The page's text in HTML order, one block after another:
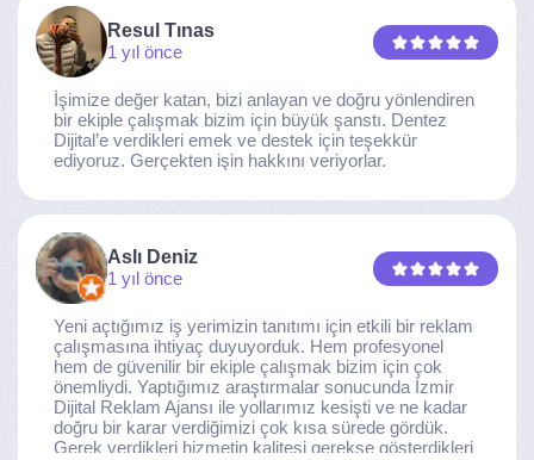
Resul Tınas
1 yıl önce
İşimize değer katan, bizi anlayan ve doğru yönlendiren
bir ekiple çalışmak bizim için büyük şanstı. Dentez
Dijital’e verdikleri emek ve destek için teşekkür
ediyoruz. Gerçekten işin hakkını veriyorlar.
Aslı Deniz
1 yıl önce
Yeni açtığımız iş yerimizin tanıtımı için etkili bir reklam
çalışmasına ihtiyaç duyuyorduk. Hem profesyonel
hem de güvenilir bir ekiple çalışmak bizim için çok
önemliydi. Yaptığımız araştırmalar sonucunda İzmir
Dijital Reklam Ajansı ile yollarımız kesişti ve ne kadar
doğru bir karar verdiğimizi çok kısa sürede gördük.
Gerek verdikleri hizmetin kalitesi gerekse gösterdikleri